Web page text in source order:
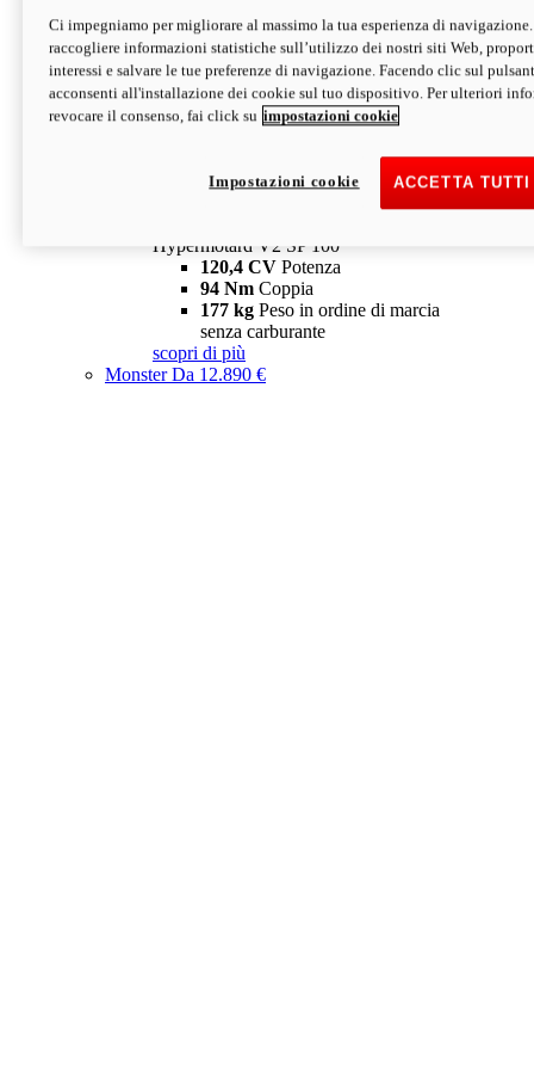
Hypermotard V2 SP
120,4 CVPotenza
94 NmCoppia
177 kgPeso in ordine di marcia
senza carburante
Depotenziata 35 kW: 18.890 € i
configura scopri di più
Hypermotard V2 SP 100
120,4 CV Potenza
94 Nm Coppia
177 kg Peso in ordine di marcia
senza carburante
scopri di più
MonsterDa 12.890 €
Ci impegniamo per migliorare al massimo la tua esperienza di
raccogliere informazioni statistiche sull’utilizzo dei nostri siti Web,
interessi e salvare le tue preferenze di navigazione. Facendo clic sul
acconsenti all'installazione dei cookie sul tuo dispositivo. Per ulteriori
revocare il consenso, fai click su impostazioni cookie
ACCETTA
Impostazioni cookie